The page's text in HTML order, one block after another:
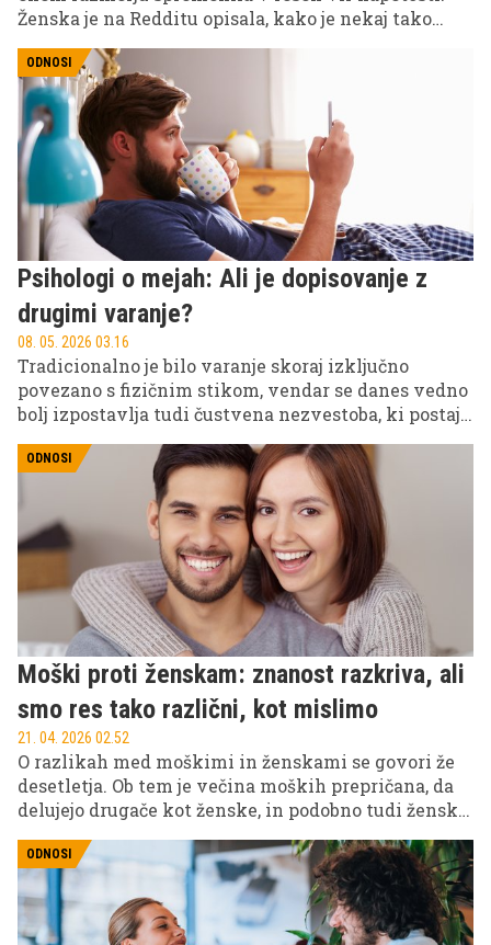
Ženska je na Redditu opisala, kako je nekaj tako
zveze – in sprožilo burne odzive spletne skupnosti.
ODNOSI
Psihologi o mejah: Ali je dopisovanje z
drugimi varanje?
08. 05. 2026 03.16
Tradicionalno je bilo varanje skoraj izključno
povezano s fizičnim stikom, vendar se danes vedno
bolj izpostavlja tudi čustvena nezvestoba, ki postaja
ODNOSI
Moški proti ženskam: znanost razkriva, ali
smo res tako različni, kot mislimo
21. 04. 2026 02.52
O razlikah med moškimi in ženskami se govori že
desetletja. Ob tem je večina moških prepričana, da
delujejo drugače kot ženske, in podobno tudi ženske,
drugačne. Kaj o tem pravi znanost?
ODNOSI